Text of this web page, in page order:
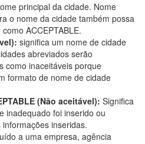
principal da cidade. Nome
o nome da cidade também possa
ACCEPTABLE.
significa um nome de cidade
abreviados serão
como inaceitáveis porque
formato de nome de cidade
(Não aceitável): Significa
inadequado foi inserido ou
inseridas.
a uma empresa, agência